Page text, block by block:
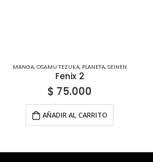
MANGA,OSAMU TEZUKA, PLANETA,SEINEN
Fenix 2
$ 75.000
AÑADIR AL CARRITO